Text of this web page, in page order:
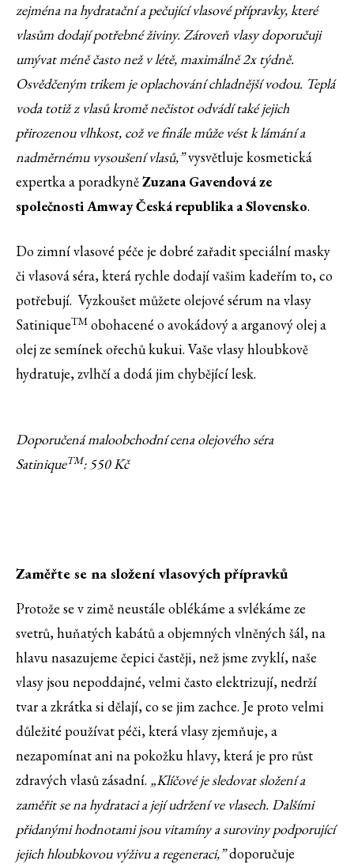
zejména na hydratační a pečující vlasové přípravky, které
vlasům dodají potřebné živiny. Zároveň vlasy doporučuji
umývat méně často než v létě, maximálně 2x týdně.
Osvědčeným trikem je oplachování chladnější vodou. Teplá
voda totiž z vlasů kromě nečistot odvádí také jejich
přirozenou vlhkost, což ve finále může vést k lámání a
nadměrnému vysoušení vlasů,”vysvětluje kosmetická
expertka a poradkyněZuzana Gavendová ze
společnosti Amway Česká republika a Slovensko.
Do zimní vlasové péče je dobré zařadit speciální masky
či vlasová séra, která rychle dodají vašim kadeřím to, co
potřebují. Vyzkoušet můžete olejové sérum na vlasy
SatiniqueTM obohacené o avokádový a arganový olej a
olej ze semínek ořechů kukui. Vaše vlasy hloubkově
hydratuje, zvlhčí a dodá jim chybějící lesk.
Doporučená maloobchodní cena olejového séra
SatiniqueTM: 550 Kč
Zaměřte se na složení vlasových přípravků
Protože se v zimě neustále oblékáme a svlékáme ze
svetrů, huňatých kabátů a objemných vlněných šál, na
hlavu nasazujeme čepici častěji, než jsme zvyklí, naše
vlasy jsou nepoddajné, velmi často elektrizují, nedrží
tvar a zkrátka si dělají, co se jim zachce. Je proto velmi
důležité používat péči, která vlasy zjemňuje, a
nezapomínat ani na pokožku hlavy, která je pro růst
zdravých vlasů zásadní. „Klíčové je sledovat složení a
zaměřit se na hydrataci a její udržení ve vlasech. Dalšími
přidanými hodnotami jsou vitamíny a suroviny podporující
jejich hloubkovou výživu a regeneraci,”doporučuje